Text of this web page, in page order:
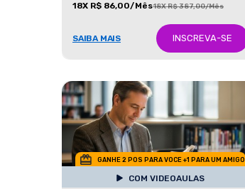
18X R$ 86,00/Mês18X R$ 387,00/Mês
SAIBA MAIS INSCREVA-SE
GANHE 2 POS PARA VOCE +1 PARA UM AMIGO
COM VIDEOAULAS